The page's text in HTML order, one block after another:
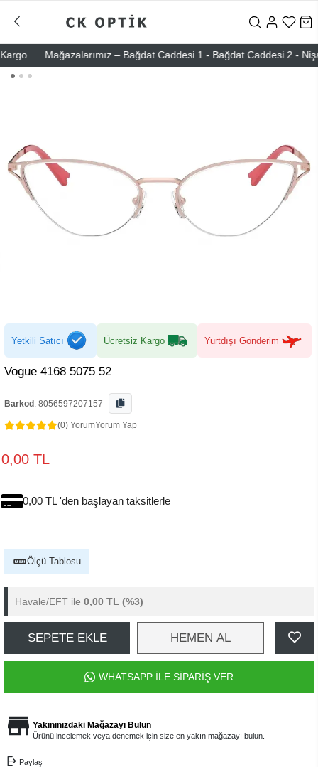
Mağazalarımız – Bağdat Caddesi 1 - Bağdat Caddesi 2 -
Yetkili Satıcı Ücretsiz Kargo Yurtdışı Gönderim
Vogue 4168 5075 52
Barkod : 8056597207157
(0) YorumYorum Yap
0,00 TL
0,00 TL 'den başlayan taksitlerle
Ölçü Tablosu
Havale/EFT ile 0,00 TL (%3)
SEPETE EKLE HEMEN AL
WHATSAPP İLE SİPARİŞ VER
Yakınınızdaki Mağazayı Bulun
Ürünü incelemek veya denemek için size en yakın mağazayı bulun.
Paylaş